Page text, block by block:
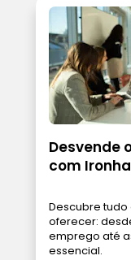
Desvende
com
Descubre
oferecer:
emprego até
essencial.